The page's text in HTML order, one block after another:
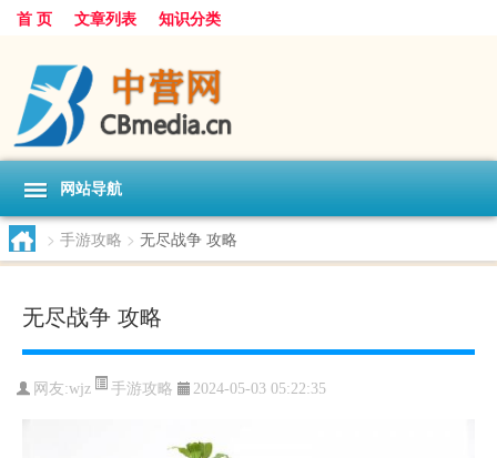
首 页 文章列表 知识分类
网站导航
> 手游攻略 > 无尽战争 攻略
无尽战争 攻略
网友:wjz 手游攻略 2024-05-03 05:22:35